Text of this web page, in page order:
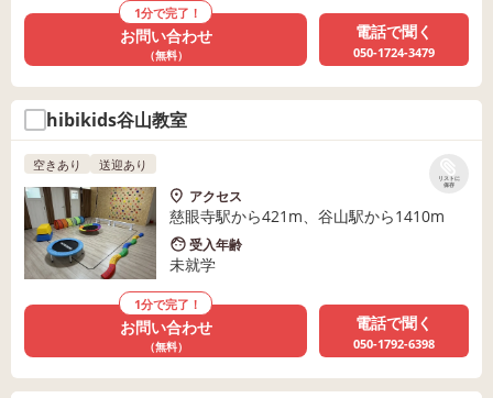
1分で完了！
お問い合わせ
（無料）
電話で聞く
050-1724-3479
hibikids谷山教室
リストに
保存
空きあり 送迎あり
アクセス
慈眼寺駅から421m、谷山駅から1410m
受入年齢
未就学
1分で完了！
お問い合わせ
（無料）
電話で聞く
050-1792-6398